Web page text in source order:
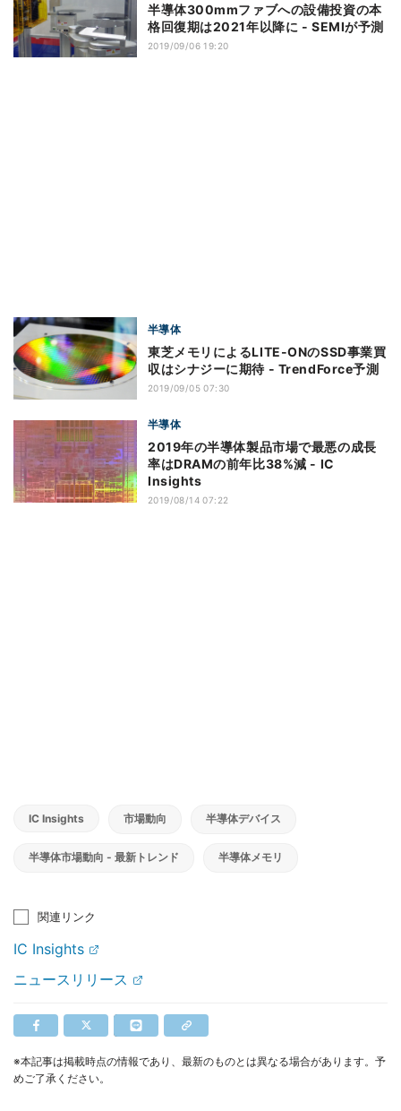
半導体300mmファブへの設備投資の本
格回復期は2021年以降に - SEMIが予測
2019/09/06 19:20
半導体
東芝メモリによるLITE-ONのSSD事業買
収はシナジーに期待 - TrendForce予測
2019/09/05 07:30
半導体
2019年の半導体製品市場で最悪の成長
率はDRAMの前年比38%減 - IC
Insights
2019/08/14 07:22
IC Insights 市場動向 半導体デバイス
半導体市場動向 - 最新トレンド 半導体メモリ
関連リンク
IC Insights
ニュースリリース
※本記事は掲載時点の情報であり、最新のものとは異なる場合があります。予
めご了承ください。